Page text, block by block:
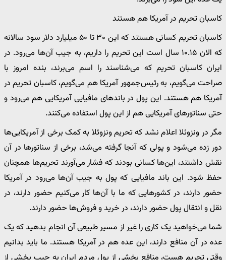
کاسبان تحریم در آمریکا هم هستند
کاسبان تحریم کسانی هستند که این ۳۰ تا ۵۰ میلیارد دلار سود سالانه
که الان ۱۰.۱۵ سال است این تحریم را داریم، به جیب آن‌ها می‌رود. در
ایران کاسبان تحریم که می‌شناسند را اسم می‌برند، بنده امروز با
صراحت می‌گویم، به رئیس‌جمهور آمریکا هم می‌گویم، کاسبان تحریم در
آمریکا هم هستند. این پول در باندهای مافیایی آمریکایی هم می‌رود و
حتی سناتورهای آمریکایی هم از این پول استفاده می‌کنند.
مگر در ونزوئلا اعلام نشد که تحریم ونزوئلا به کمک برخی از آمریکایی‌ها
دور زده می‌شود و پولی که آنجا گرفته می‌شد، برخی از سناتورها در آن
نقش داشتند، این‌ها کسانی بودند که فشار می‌آورند تحریم‌ها همچنان
حفظ شود. این باند مافیایی که پول به جیب آن‌ها می‌رود در آمریکا
حضور دارند، در کشورهایی که ما با آن‌ها کار می‌کنیم حضور دارند، در
نقل و انتقال پول حضور دارند، در خرید و فروش‌ها حضور دارند.
شما می‌خواهید یک کاری را غیر از مسیر طبیعی آن انجام بدهید که یک
عده در آن منافع دارند، این عده هم در آمریکا هستند. ما باید بدانیم